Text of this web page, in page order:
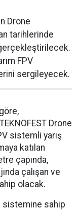
Drone
tarihlerinde
FPV
sergileyecek.
Drone
sistemli yarış
katılan
çapında,
çalışan ve
olacak.
sistemine sahip